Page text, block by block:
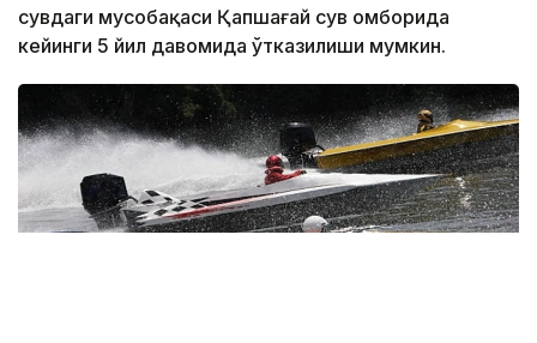
сувдаги мусобақаси Қапшағай сув омборида
кейинги 5 йил давомида ўтказилиши мумкин.